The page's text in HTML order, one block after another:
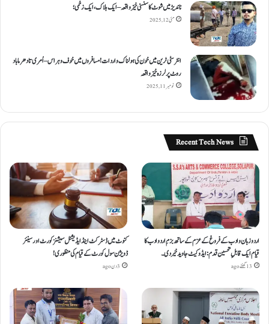
ناندیڑ میں شوٹ کا سنسنی خیز واقعہ – ایک ہلاک، ایک زخمی؛
مئی 12, 2025
انٹر سٹی ٹرین میں خون کی ہولناک واردات! مسافروں میں خوف و ہراس – اُمری تا دھرما باد
روٹ پر لرزہ خیز واقعہ
نومبر 11, 2025
Recent Tech News
اردو زبان و ادب کے فروغ کے عزم کے ساتھ بزمِ اردو ادب کا
قیام ایک قابلِ تحسین قدم : ایڈوکیٹ جاوید خیردی۔
13 گھنٹے ago
کنوٹ میں ڈسٹرکٹ اینڈ ایڈیشنل سیشنز کورٹ اور سینئر
ڈویژن سول کورٹ کے قیام کی منظوری!
3 دن ago